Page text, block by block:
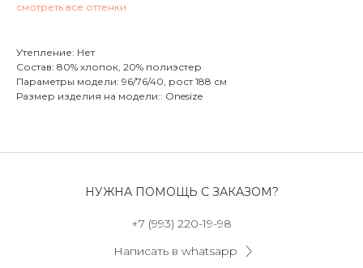
смотреть все оттенки
Утепление: Нет
Состав: 80% хлопок, 20% полиэстер
Параметры модели: 96/76/40, рост 188 см
Размер изделия на модели:: Onesize
+7 (993) 220-19-98
НУЖНА ПОМОЩЬ С ЗАКАЗОМ?
Написать в whatsapp